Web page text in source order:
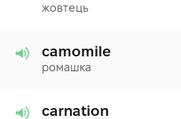
жовтець
camomile
ромашка
carnation